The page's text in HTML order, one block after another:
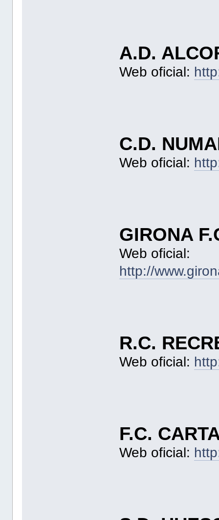
A.D.
Web oficial:
C.D.
Web oficial:
GIRONA
Web oficial:
http://
R.C.
Web oficial:
F.C.
Web oficial: